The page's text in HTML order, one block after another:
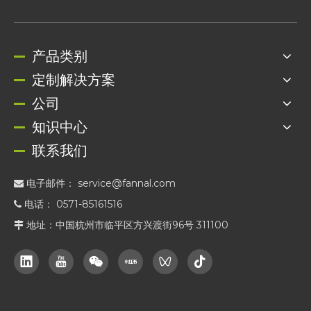
产品类别
定制解决方案
公司
知识中心
联系我们
 电子邮件： service@fannal.com
 电话： 0571-85161516
 地址：中国杭州市临平区方兴渡街96号 311100